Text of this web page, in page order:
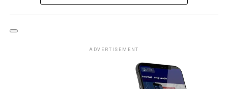
ADVERTISEMENT